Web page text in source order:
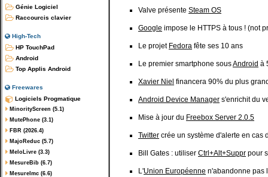
Génie Logiciel
Raccourcis clavier
High-Tech
HP TouchPad
Android
Top Applis Android
Freewares
Logiciels Progmatique
MinorityScreen (5.1)
MutePhone (3.1)
FBR (2026.4)
MajoReduc (5.7)
MeloLivre (3.3)
MesureBib (6.7)
MesureImc (6.6)
Valve présente Steam OS
Google impose le HTTPS à tous ! (not
Le projet Fedora fête ses 10 ans
Le premier smartphone sousAndroid à
Xavier Niel financera 90% du plus
Android Device Manager s'enrichit du
Mise à jour du Freebox Server 2.0.5
Twitter crée un système d'alerte en cas
Bill Gates : utiliser Ctrl+Alt+Suppr pour
L'Union Européenne n'abandonne pas